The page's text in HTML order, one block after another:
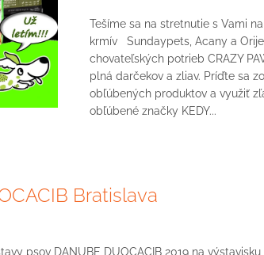
Tešíme sa na stretnutie s Vami
krmív Sundaypets, Acany a
chovateľských potrieb CRAZY
plná darčekov a zliav. Príďte sa
obľúbených produktov a využiť
obľúbené značky KEDY...
Bratislava
psov DANUBE DUOCACIB 2019 na